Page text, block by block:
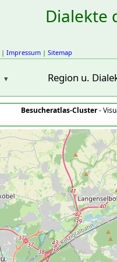
Dialekte
| Impressum | Sitemap
Region u.
Besucheratlas-Cluster-